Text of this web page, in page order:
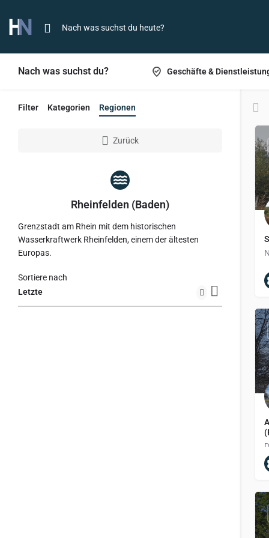
Nach was suchst du? Geschäfte &
Filter Kategorien Regionen
Zurück
Rheinfelden (Baden)
Grenzstadt am Rhein mit dem historischen
Wasserkraftwerk Rheinfelden, einem der ältesten
Europas.
Letzte
Sortiere nach